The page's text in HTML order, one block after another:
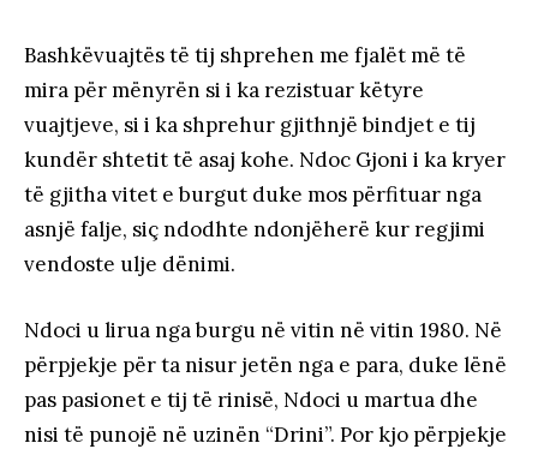
Bashkëvuajtës të tij shprehen me fjalët më të
mira për mënyrën si i ka rezistuar këtyre
vuajtjeve, si i ka shprehur gjithnjë bindjet e tij
kundër shtetit të asaj kohe. Ndoc Gjoni i ka kryer
të gjitha vitet e burgut duke mos përfituar nga
asnjë falje, siç ndodhte ndonjëherë kur regjimi
vendoste ulje dënimi.
Ndoci u lirua nga burgu në vitin në vitin 1980. Në
përpjekje për ta nisur jetën nga e para, duke lënë
pas pasionet e tij të rinisë, Ndoci u martua dhe
nisi të punojë në uzinën “Drini”. Por kjo përpjekje